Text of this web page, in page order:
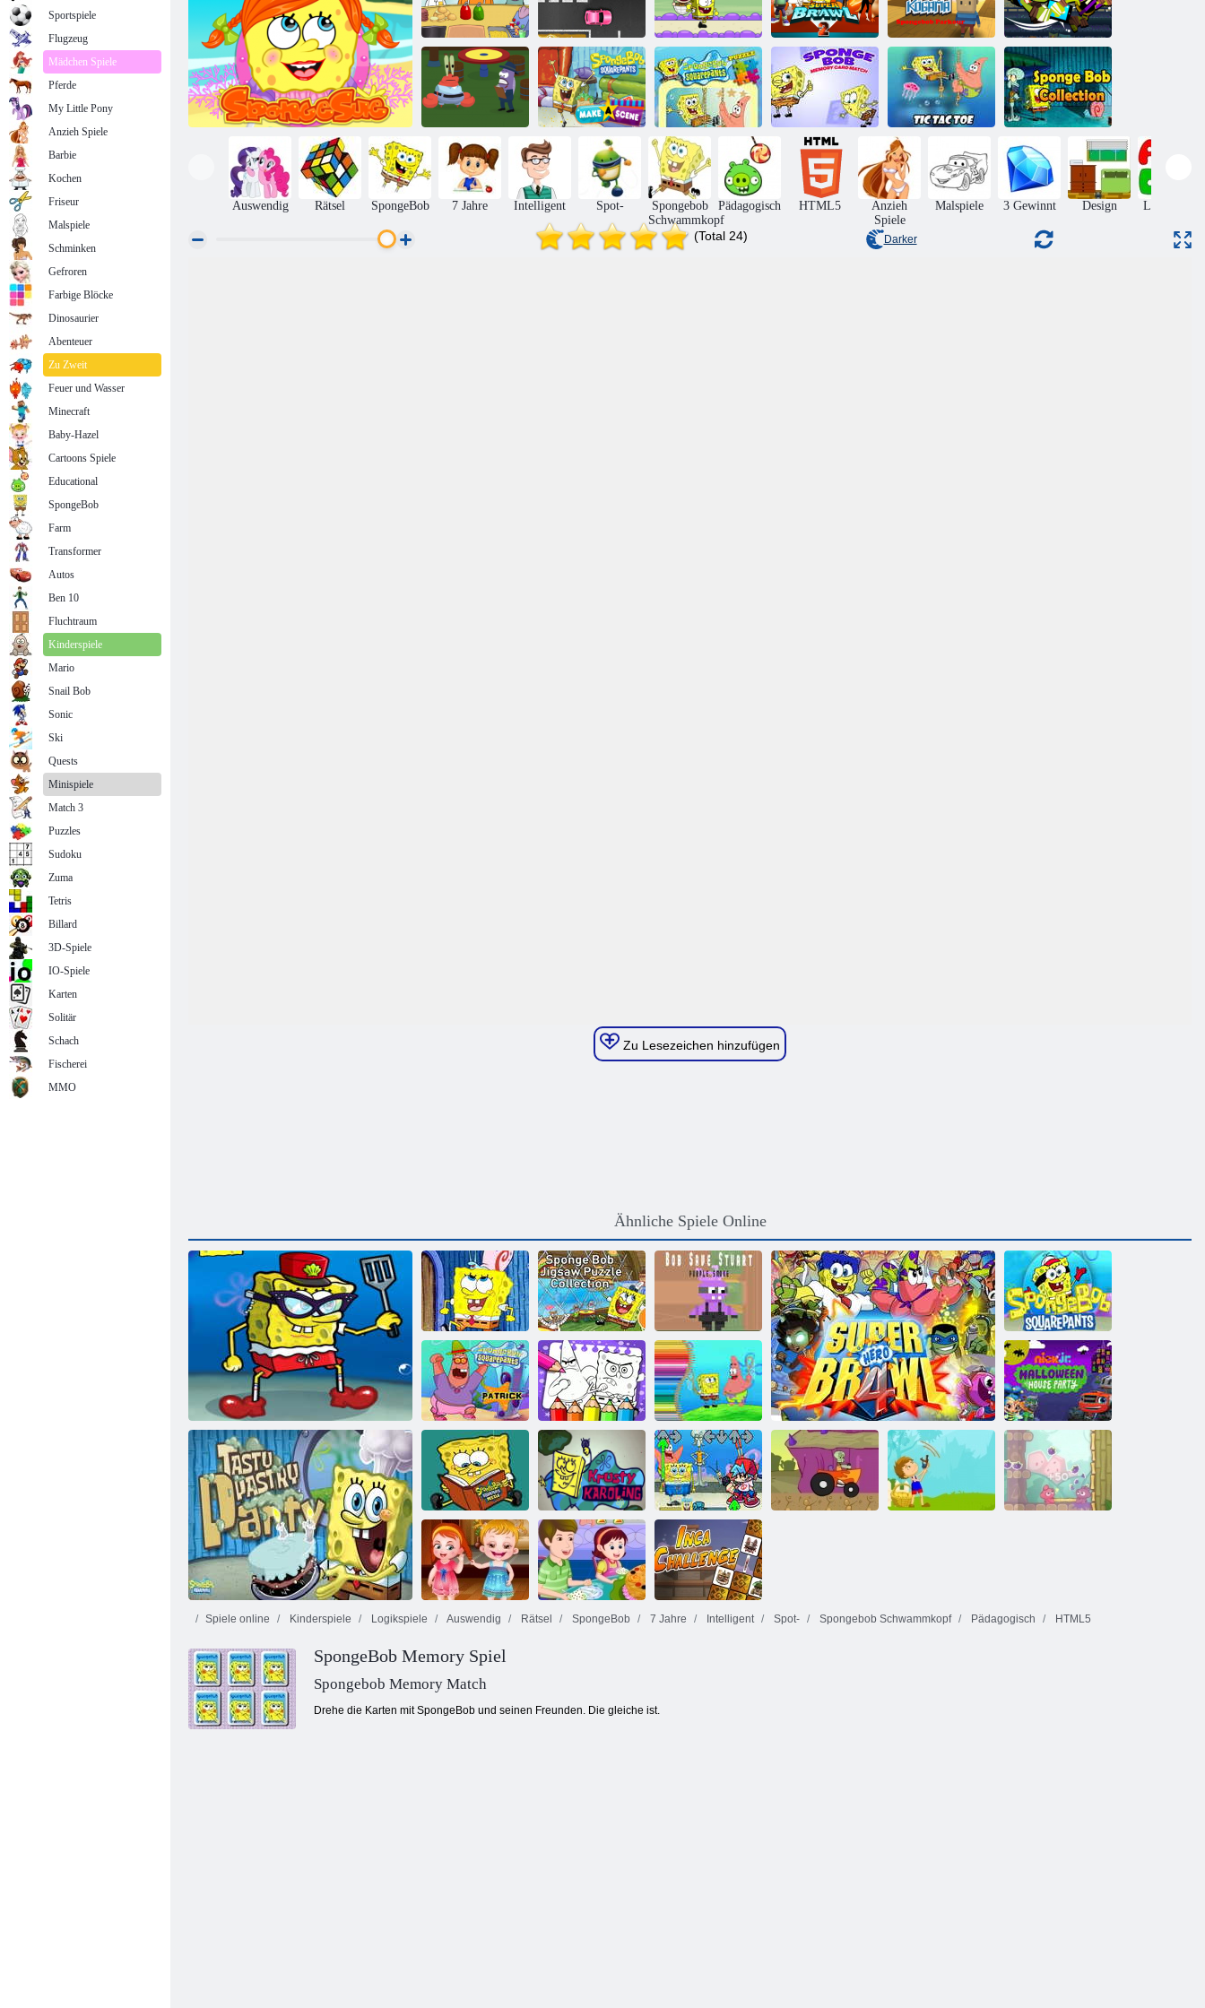
SpongeBob
Restaurant
Spongebob
Verkehr Chaos
Portalverfolgung
Superschlägerei
Kogama:
SpongeBob
Parkour
Nick
Sommersportstars
SpongeBob -
Quadrate und
die Retter des
Schleims
SpongeBob
Schwammkopf
machen eine
SpongeBob-
Rätsel
SpongeBob
Speicherkarten-
Match
SpongeBob tic
Tac Toe
SpongeBob-
Sammlung
Auswendig Rätsel SpongeBob 7 Jahre Intelligent Spot-
Spongebob
Schwammkopf
Pädagogisch HTML5
Anzieh
Spiele
Malspiele 3 Gewinnt Design Lernspiele
(Total 24) Darker
Zu Lesezeichen hinzufügen
Ähnliche Spiele Online
SpongeBob-Anzieh
SpongeBob-
Rutsche
SpongeBob-
Puzzle-
Sammlung
Bob Save Stuart
lila Rauch
Spongebob
Schwammkopf
SpongeBob
Schwammkopf
Patrick
SpongeBob
Malbuch
Malbuch für
Spongebob
Nick Junior.
Halloween-
Hausparty
SpongeBob
Schwammkopf-
Puzzle
Friday Night
Funkin' Krusty
Karoling
FNF gegen
Spunchbob
Baby-Hazel lernt
Manieren
Spiele online Kinderspiele Logikspiele Auswendig Rätsel SpongeBob 7 Jahre Intelligent Spot- Spongebob Schwammkopf Pädagogisch HTML5
SpongeBob Memory Spiel
Spongebob Memory Match
Drehe die Karten mit SpongeBob und seinen Freunden. Die gleiche ist.
Sportspiele
Flugzeug
Mädchen Spiele
Pferde
My Little Pony
Anzieh Spiele
Barbie
Kochen
Friseur
Malspiele
Schminken
Gefroren
Farbige Blöcke
Dinosaurier
Abenteuer
Zu Zweit
Feuer und Wasser
Minecraft
Baby-Hazel
Cartoons Spiele
Educational
SpongeBob
Farm
Transformer
Autos
Ben 10
Fluchtraum
Kinderspiele
Mario
Snail Bob
Sonic
Ski
Quests
Minispiele
Match 3
Puzzles
Sudoku
Zuma
Tetris
Billard
3D-Spiele
IO-Spiele
Karten
Solitär
Schach
Fischerei
MMO